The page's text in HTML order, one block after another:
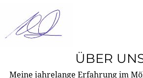
ÜBER
Meine jahrelange Erfahrung im